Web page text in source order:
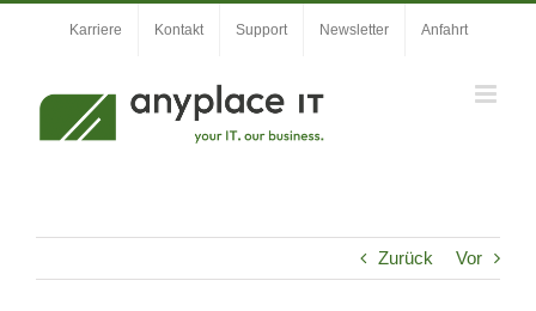
Karriere Kontakt Support Newsletter Anfahrt
Zurück Vor